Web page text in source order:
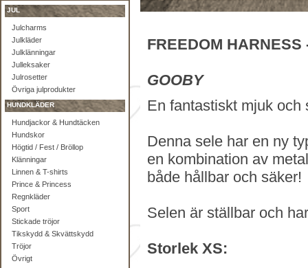
JUL
Julcharms
Julkläder
Julklänningar
Julleksaker
Julrosetter
Övriga julprodukter
HUNDKLÄDER
Hundjackor & Hundtäcken
Hundskor
Högtid / Fest / Bröllop
Klänningar
Linnen & T-shirts
Prince & Princess
Regnkläder
Sport
Stickade tröjor
Tikskydd & Skvättskydd
Tröjor
Övrigt
FREEDOM HARNESS
GOOBY
En fantastiskt mjuk och
Denna sele har en ny
en kombination av
både hållbar och säker!
Selen är ställbar och
Storlek XS: